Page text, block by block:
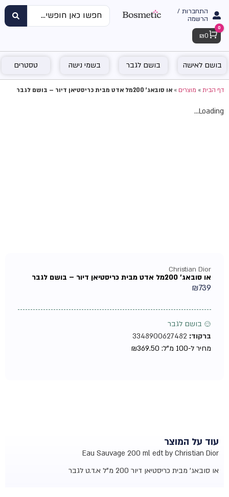
התחברות /
הרשמה
Cart
0
₪ 0
בושם לאישה בושם לגבר בשמי נישה טסטרים
דף הבית»מוצרים»או סובאג' 200מל אדט מבית כריסטיאן דיור – בושם לגבר
Loading...
Christian Dior
או סובאג' 200מל אדט מבית כריסטיאן דיור – בושם לגבר
₪739
♂ בושם לגבר
ברקוד:3348900627482
מחיר ל-100 מ"ל:
₪369.50
עוד על המוצר
Eau Sauvage 200 ml edt by Christian Dior
או סובאג' מבית כריסטיאן דיור 200 מ"ל א.ד.ט לגבר